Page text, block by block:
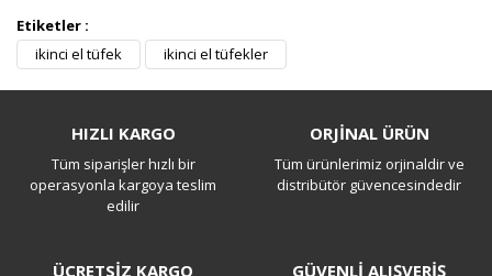
Bu ürüne ilk yorumu siz yapın!
Etiketler :
ikinci el tüfek
ikinci el tüfekler
HIZLI KARGO
Tüm siparişler hızlı bir
operasyonla kargoya teslim
edilir
ORJİNAL ÜRÜN
Tüm ürünlerimiz orjinaldir ve
distribütör güvencesindedir
ÜCRETSİZ KARGO GÜVENLİ ALIŞVERİŞ